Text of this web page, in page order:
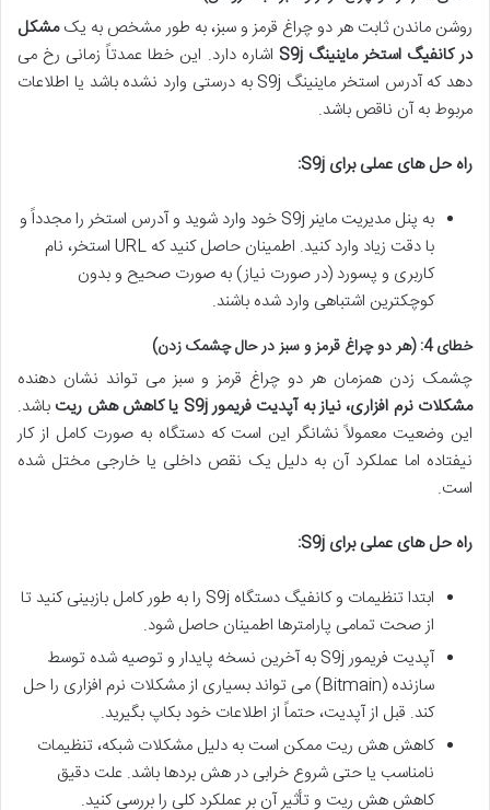
روشن ماندن ثابت هر دو چراغ قرمز و سبز، به طور مشخص به یکمشکل
در کانفیگ استخر ماینینگ S9j
اشاره دارد. این خطا عمدتاً زمانی رخ می
دهد که آدرس استخر ماینینگ S9j به درستی وارد نشده باشد یا اطلاعات
مربوط به آن ناقص باشد.
راه حل های عملی برای S9j:
به پنل مدیریت ماینر S9j خود وارد شوید و آدرس استخر را مجدداً و
با دقت زیاد وارد کنید. اطمینان حاصل کنید که URL استخر، نام
کاربری و پسورد (در صورت نیاز) به صورت صحیح و بدون
کوچکترین اشتباهی وارد شده باشند.
خطای 4: (هر دو چراغ قرمز و سبز در حال چشمک زدن)
چشمک زدن همزمان هر دو چراغ قرمز و سبز می تواند نشان دهنده
مشکلات نرم افزاری، نیاز به آپدیت فریمور S9j یا کاهش هش ریت
باشد.
این وضعیت معمولاً نشانگر این است که دستگاه به صورت کامل از کار
نیفتاده اما عملکرد آن به دلیل یک نقص داخلی یا خارجی مختل شده
است.
راه حل های عملی برای S9j:
ابتدا تنظیمات و کانفیگ دستگاه S9j را به طور کامل بازبینی کنید تا
از صحت تمامی پارامترها اطمینان حاصل شود.
آپدیت فریمور S9j به آخرین نسخه پایدار و توصیه شده توسط
سازنده (Bitmain) می تواند بسیاری از مشکلات نرم افزاری را حل
کند. قبل از آپدیت، حتماً از اطلاعات خود بکاپ بگیرید.
کاهش هش ریت ممکن است به دلیل مشکلات شبکه، تنظیمات
نامناسب یا حتی شروع خرابی در هش بردها باشد. علت دقیق
کاهش هش ریت و تأثیر آن بر عملکرد کلی را بررسی کنید.